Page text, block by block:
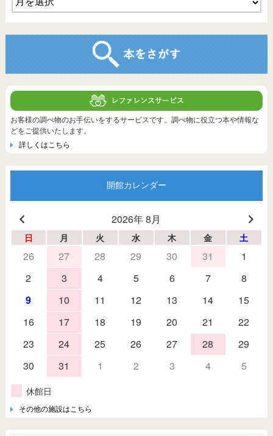
お客様の調べ物のお手伝いをするサービスです。調べ物に役立つ本や情報な
どをご提供いたします。
詳しくはこちら
開館カレンダー
2026年 8月
日 月 火 水 木 金 土
26 27 28 29 30 31
1
2
3 4 5 6 7
8
9
10 11 12 13 14
15
16
17 18 19 20 21
22
23
24 25 26 27 28
29
30
31 1 2 3 4 5
休館日
その他の施設はこちら